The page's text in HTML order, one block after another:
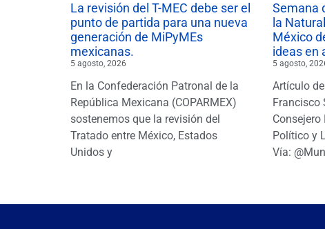
La revisión del T-MEC debe ser el
punto de partida para una nueva
generación de MiPyMEs
mexicanas.
5 agosto, 2026
En la Confederación Patronal de la
República Mexicana (COPARMEX)
sostenemos que la revisión del
Tratado entre México, Estados
Unidos y
Semana
la
México
ideas en
5 agosto,
Artículo
Francisco
Consejero
Político y
Vía: